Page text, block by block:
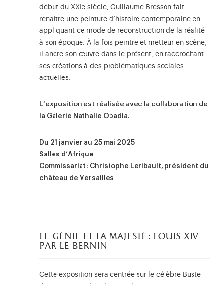
début du XXIe siècle, Guillaume Bresson fait
renaître une peinture d’histoire contemporaine en
appliquant ce mode de reconstruction de la réalité
à son époque. À la fois peintre et metteur en scène,
il ancre son œuvre dans le présent, en raccrochant
ses créations à des problématiques sociales
actuelles.
L’exposition est réalisée avec la collaboration de
la Galerie Nathalie Obadia.
Du 21 janvier au 25 mai 2025
Salles d’Afrique
Commissariat : Christophe Leribault, président du
château de Versailles
le génie et la majesté : louis xiv
par le bernin
Cette exposition sera centrée sur le célèbre Buste